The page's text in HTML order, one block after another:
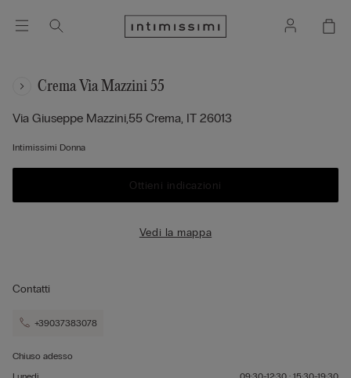
Crema Via Mazzini 55
Via Giuseppe Mazzini,55 Crema, IT 26013
Intimissimi Donna
Ottieni indicazioni
Vedi la mappa
Contatti
+39037383078
Chiuso adesso